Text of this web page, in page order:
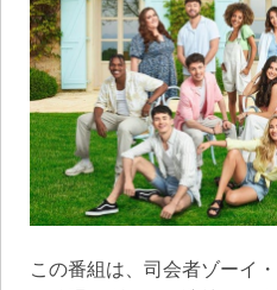
この番組は、司会者ゾーイ